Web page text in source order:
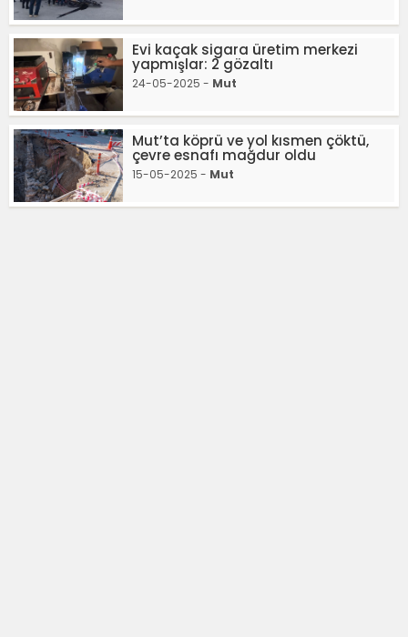
Evi kaçak sigara üretim merkezi
yapmışlar: 2 gözaltı
24-05-2025 - Mut
Mut’ta köprü ve yol kısmen çöktü,
çevre esnafı mağdur oldu
15-05-2025 - Mut